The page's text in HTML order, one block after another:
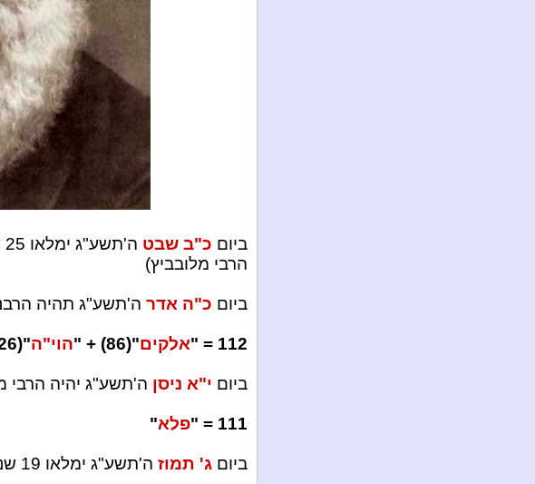
ביום כ"ב שבט
הרבי מלובביץ)
ביום כ"ה אדר ה'תשע"ג תהיה הרבנית
112 = " אלקים"(86) + " הוי"ה"(26)
ביום י"א ניסן ה'תשע"ג יהיה הרבי
111 = " פלא"
ביום ג' תמוז ה'תשע"ג ימלאו 19 שנים להילולת הרבי מלובביץ.